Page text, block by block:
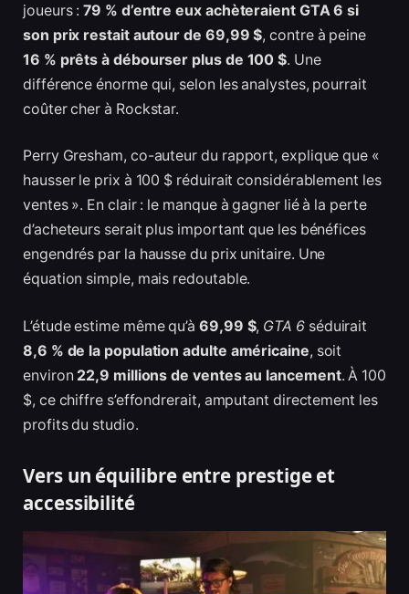
joueurs :79 % d’entre eux achèteraient GTA 6 si
son prix restait autour de 69,99 $, contre à peine
16 % prêts à débourser plus de 100 $. Une
différence énorme qui, selon les analystes, pourrait
coûter cher à Rockstar.
Perry Gresham, co-auteur du rapport, explique que «
hausser le prix à 100 $ réduirait considérablement les
ventes ». En clair : le manque à gagner lié à la perte
d’acheteurs serait plus important que les bénéfices
engendrés par la hausse du prix unitaire. Une
équation simple, mais redoutable.
L’étude estime même qu’à69,99 $, GTA 6séduirait
8,6 % de la population adulte américaine, soit
environ 22,9 millions de ventes au lancement. À 100
$, ce chiffre s’effondrerait, amputant directement les
profits du studio.
Vers un équilibre entre prestige et
accessibilité